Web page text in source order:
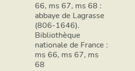
66, ms 67, ms 68 :
abbaye de Lagrasse
(806-1646).
Bibliothèque
nationale de France :
ms 66, ms 67, ms
68